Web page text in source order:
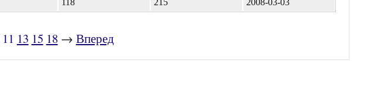
118 215 2008-03-03
11 13 15 18 → Вперед